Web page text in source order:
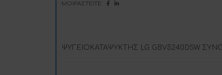
ΜΟΙΡΑΣΤΕΊΤΕ:
ΨΥΓΕΙΟΚΑΤΑΨΥΚΤΗΣ LG GBV5240DSW